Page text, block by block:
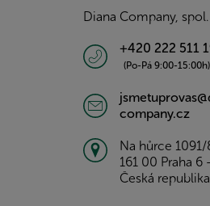
Diana Company, spol.
+420 222 511
(Po-Pá 9:00-15:00h)
company.cz
Na hůrce 1091/
161 00 Praha 6
Česká republika